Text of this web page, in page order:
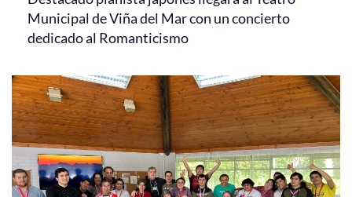
Municipal de Viña del Mar con un concierto
dedicado al Romanticismo